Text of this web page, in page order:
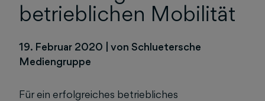
betrieblichen Mobilität
19. Februar 2020
von Schluetersche
Mediengruppe
Für ein erfolgreiches betriebliches